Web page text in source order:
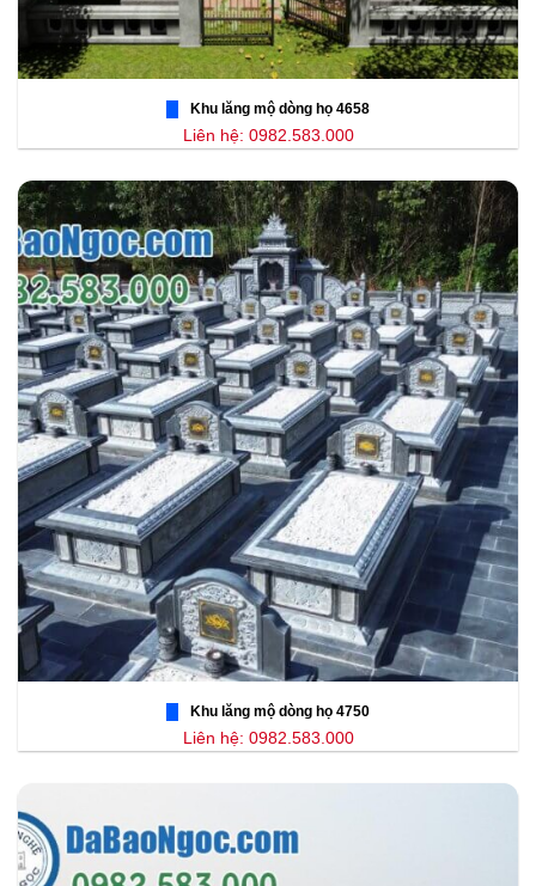
Khu lăng mộ dòng họ 4658
Liên hệ: 0982.583.000
Khu lăng mộ dòng họ 4750
Liên hệ: 0982.583.000